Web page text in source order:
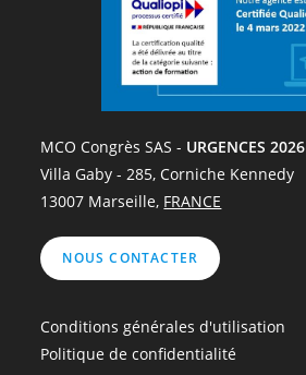
MCO Congrès SAS - URGENCES 2026
Villa Gaby - 285, Corniche Kennedy
13007 Marseille, FRANCE
NOUS CONTACTER
Conditions générales d'utilisation
Politique de confidentialité